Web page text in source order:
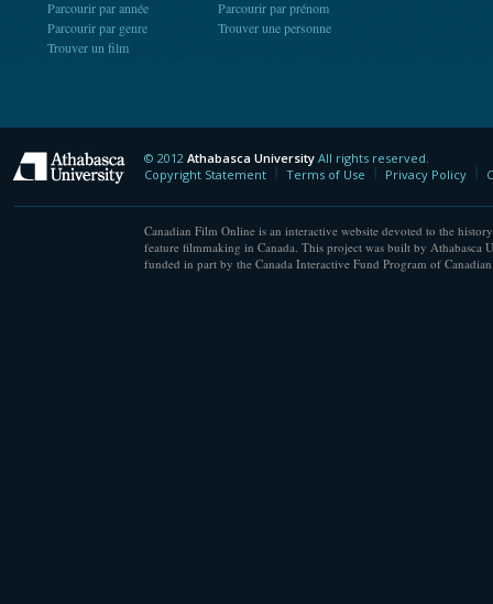
Parcourir par année
Parcourir par genre
Trouver un film
Parcourir par prénom
Trouver une personne
Athabasca University
© 2012 Athabasca University All rights reserved.
Copyright Statement
Terms of Use Privacy Policy
Canadian Film Online is an interactive website devoted to the
feature filmmaking in Canada. This project was built by Athabasca
funded in part by the Canada Interactive Fund Program of